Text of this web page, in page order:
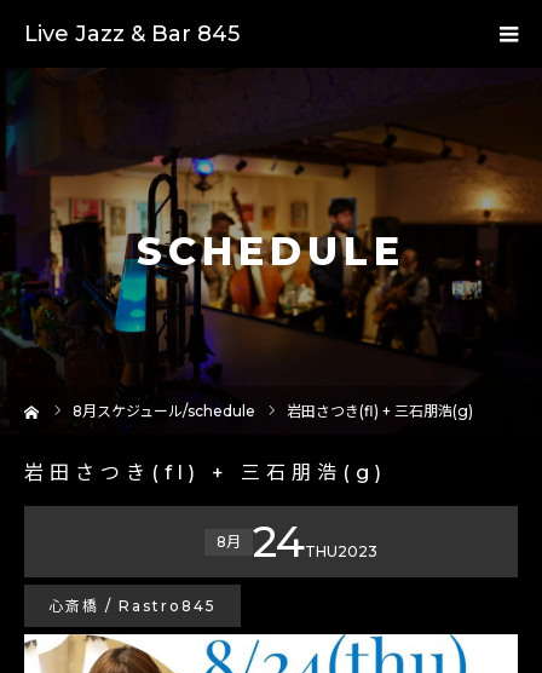
Live Jazz & Bar 845
SCHEDULE
8月スケジュール/schedule 岩田さつき(fl) + 三石朋浩(g)
岩田さつき(fl) + 三石朋浩(g)
8月 24THU2023
心斎橋 / Rastro845